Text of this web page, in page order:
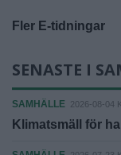
Fler E-tidningar
SENASTE I
SAMHÄLLE 2026-08-04
Klimatsmäll för